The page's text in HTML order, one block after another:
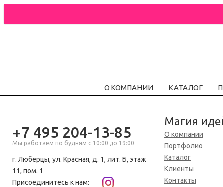
О КОМПАНИИ КАТАЛОГ
+7 495 204-13-85
Мы работаем по будням с 10:00 до 19:00
г. Люберцы, ул. Красная, д. 1, лит. Б, этаж
11, пом. 1
Присоединитесь к нам:
Магия
О компании
Портфолио
Каталог
Клиенты
Контакты